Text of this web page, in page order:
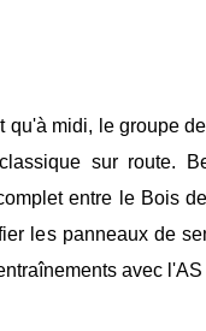
qu'à midi, le groupe
sur route.
entre le Bois
les panneaux de
avec l'AS